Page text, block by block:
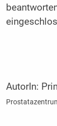
AutorIn: